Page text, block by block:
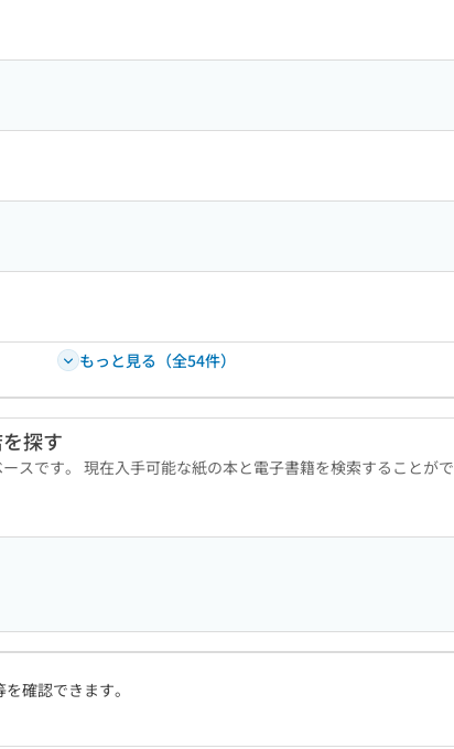
もっと見る（全54件）
探す
スです。 現在入手可能な紙の本と電子書籍を検索することがで
確認できます。